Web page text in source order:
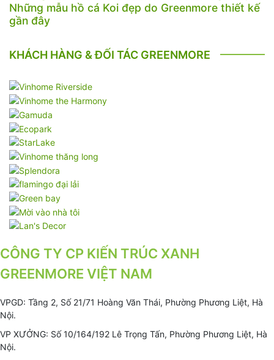
Những mẫu hồ cá Koi đẹp do Greenmore thiết kế
gần đây
KHÁCH HÀNG & ĐỐI TÁC GREENMORE
CÔNG TY CP KIẾN TRÚC XANH
GREENMORE VIỆT NAM
VPGD: Tầng 2, Số 21/71 Hoàng Văn Thái, Phường Phương Liệt, Hà
Nội.
VP XƯỞNG: Số 10/164/192 Lê Trọng Tấn, Phường Phương Liệt, Hà
Nội.